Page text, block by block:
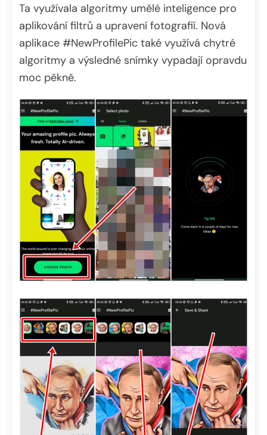
Ta využívala algoritmy umělé inteligence pro
aplikování filtrů a upravení fotografií. Nová
aplikace #NewProfilePic také využívá chytré
algoritmy a výsledné snímky vypadají opravdu
moc pěkně.